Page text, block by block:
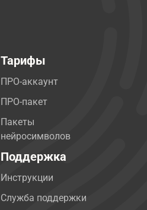
Тарифы
ПРО-аккаунт
ПРО-пакет
Пакеты
нейросимволов
Поддержка
Инструкции
Служба поддержки